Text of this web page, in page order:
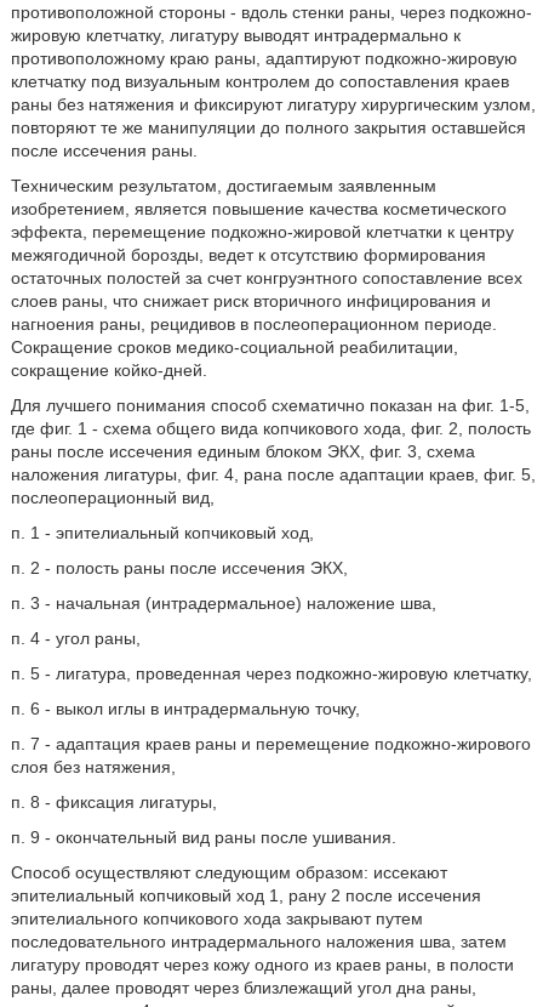
противоположной стороны - вдоль стенки раны, через подкожно-
жировую клетчатку, лигатуру выводят интрадермально к
противоположному краю раны, адаптируют подкожно-жировую
клетчатку под визуальным контролем до сопоставления краев
раны без натяжения и фиксируют лигатуру хирургическим узлом,
повторяют те же манипуляции до полного закрытия оставшейся
после иссечения раны.
Техническим результатом, достигаемым заявленным
изобретением, является повышение качества косметического
эффекта, перемещение подкожно-жировой клетчатки к центру
межягодичной борозды, ведет к отсутствию формирования
остаточных полостей за счет конгруэнтного сопоставление всех
слоев раны, что снижает риск вторичного инфицирования и
нагноения раны, рецидивов в послеоперационном периоде.
Сокращение сроков медико-социальной реабилитации,
сокращение койко-дней.
Для лучшего понимания способ схематично показан на фиг. 1-5,
где фиг. 1 - схема общего вида копчикового хода, фиг. 2, полость
раны после иссечения единым блоком ЭКХ, фиг. 3, схема
наложения лигатуры, фиг. 4, рана после адаптации краев, фиг. 5,
послеоперационный вид,
п. 1 - эпителиальный копчиковый ход,
п. 2 - полость раны после иссечения ЭКХ,
п. 3 - начальная (интрадермальное) наложение шва,
п. 4 - угол раны,
п. 5 - лигатура, проведенная через подкожно-жировую клетчатку,
п. 6 - выкол иглы в интрадермальную точку,
п. 7 - адаптация краев раны и перемещение подкожно-жирового
слоя без натяжения,
п. 8 - фиксация лигатуры,
п. 9 - окончательный вид раны после ушивания.
Способ осуществляют следующим образом: иссекают
эпителиальный копчиковый ход 1, рану 2 после иссечения
эпителиального копчикового хода закрывают путем
последовательного интрадермального наложения шва, затем
лигатуру проводят через кожу одного из краев раны, в полости
раны, далее проводят через близлежащий угол дна раны,